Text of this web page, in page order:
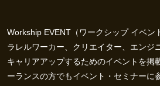
Workship EVENT（ワークシップ イベン
ラレルワーカー、クリエイター、エンジ
キャリアアップするためのイベントを掲
ーランスの方でもイベント・セミナーに